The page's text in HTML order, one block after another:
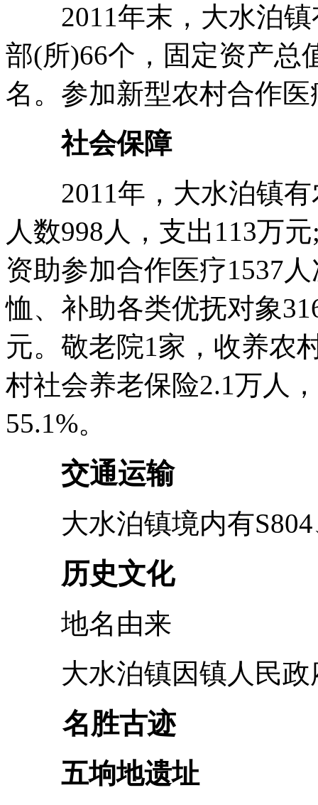
2011年末，大水泊镇
部(所)66个，固定资产总
名。参加新型农村合作医
社会保障
2011年，大水泊镇有
人数998人，支出113万
资助参加合作医疗1537
恤、补助各类优抚对象
元。敬老院1家，收养农
村社会养老保险2.1万人
55.1%。
交通运输
大水泊镇境内有S804
历史文化
地名由来
大水泊镇因镇人民政
名胜古迹
五垧地遗址